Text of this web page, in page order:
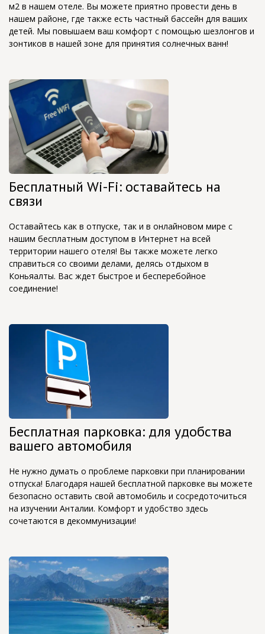
м2 в нашем отеле. Вы можете приятно провести день в
нашем районе, где также есть частный бассейн для ваших
детей. Мы повышаем ваш комфорт с помощью шезлонгов и
зонтиков в нашей зоне для принятия солнечных ванн!
Бесплатный Wi-Fi: оставайтесь на
связи
Оставайтесь как в отпуске, так и в онлайновом мире с
нашим бесплатным доступом в Интернет на всей
территории нашего отеля! Вы также можете легко
справиться со своими делами, делясь отдыхом в
Коньяалты. Вас ждет быстрое и бесперебойное
соединение!
Бесплатная парковка: для удобства
вашего автомобиля
Не нужно думать о проблеме парковки при планировании
отпуска! Благодаря нашей бесплатной парковке вы можете
безопасно оставить свой автомобиль и сосредоточиться
на изучении Анталии. Комфорт и удобство здесь
сочетаются в декоммунизации!